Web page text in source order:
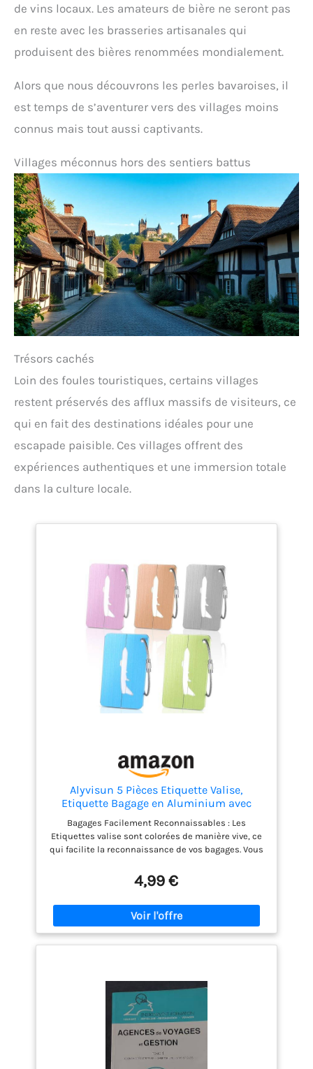
de vins locaux. Les amateurs de bière ne seront pas
en reste avec les brasseries artisanales qui
produisent des bières renommées mondialement.
Alors que nous découvrons les perles bavaroises, il
est temps de s’aventurer vers des villages moins
connus mais tout aussi captivants.
Villages méconnus hors des sentiers battus
Trésors cachés
Loin des foules touristiques, certains villages
restent préservés des afflux massifs de visiteurs, ce
qui en fait des destinations idéales pour une
escapade paisible. Ces villages offrent des
expériences authentiques et une immersion totale
dans la culture locale.
Alyvisun 5 Pièces Etiquette Valise,
Etiquette Bagage en Aluminium avec
Carte pour informations personnelles,
Etiquette Valise Voyage Avion pour Sac de
Voyage Valise Sacs à Dos 7,5 x 4,5 cm
Bagages Facilement Reconnaissables : Les
Etiquettes valise sont colorées de manière vive, ce
qui facilite la reconnaissance de vos bagages. Vous
roulant ou ailleurs, ce qui vous fait gagner un
temps considérable de recherche. Connexion
Robuste de la Carte : Nos etiquettes à bagage sont
fabriquées en alliage d'aluminium et sont munies
d'une boucle en acier faite de fil métallique,
assurant une connexion solide à votre carte. Plus
extrêmement sécurisée et fiable! Protection de la
Vie Privée : Un design unique exclusivement conçu
pour protéger votre vie privée. Les etiquettes bagage
valise affichent uniquement votre nom, toutes les
autres informations personnelles étant
parfaitement dissimulées à l'intérieur. Large
Application : Les etiquettes bagage avec
4,99 €